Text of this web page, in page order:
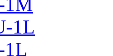
1M
1L
1L